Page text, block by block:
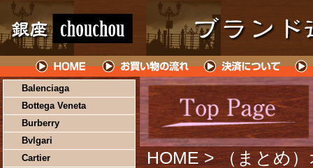
Balenciaga
Bottega Veneta
Burberry
Bvlgari
Cartier
HOME > （まとめ